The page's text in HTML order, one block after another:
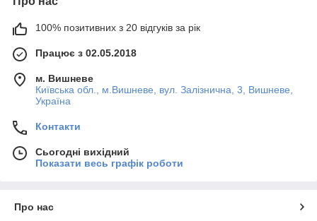
100% позитивних з 20 відгуків за рік
Працює з 02.05.2018
м. Вишневе
Київська обл., м.Вишневе, вул. Залізнична, 3, Вишневе,
Україна
Контакти
Сьогодні вихідний
Показати весь графік роботи
Про нас